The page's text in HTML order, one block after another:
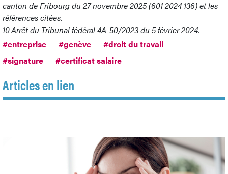
canton de Fribourg du 27 novembre 2025 (601 2024 136) et les
références citées.
10Arrêt du Tribunal fédéral 4A-50/2023 du 5 février 2024.
#entreprise
#genève
#droit du travail
#signature
#certificat salaire
Articles en lien